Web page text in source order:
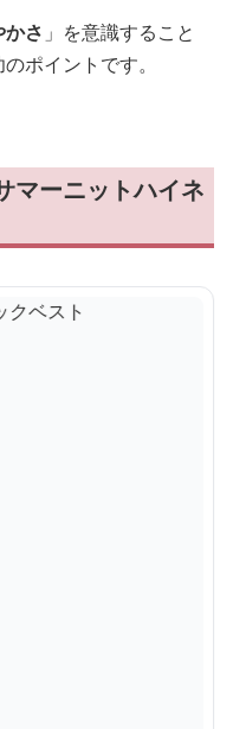
さ 」を意識すること
ポイントです。
マーニットハイネ